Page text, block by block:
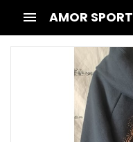
 AMOR SPORT